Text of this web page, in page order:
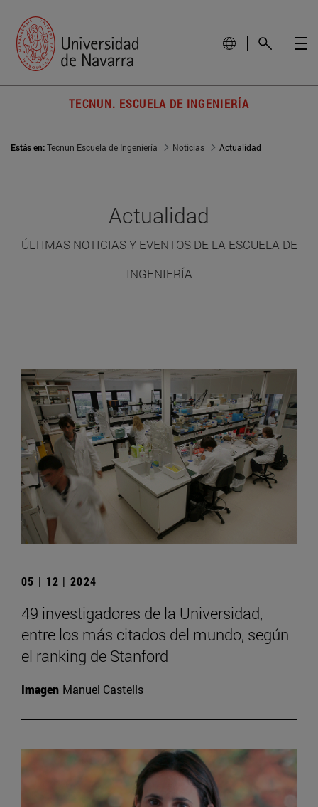
TECNUN. ESCUELA DE INGENIERÍA
Estás en:Tecnun Escuela de Ingeniería Noticias Actualidad
Actualidad
ÚLTIMAS NOTICIAS Y EVENTOS DE LA ESCUELA DE
INGENIERÍA
05 | 12 | 2024
49 investigadores de la Universidad,
entre los más citados del mundo, según
el ranking de Stanford
Imagen Manuel Castells